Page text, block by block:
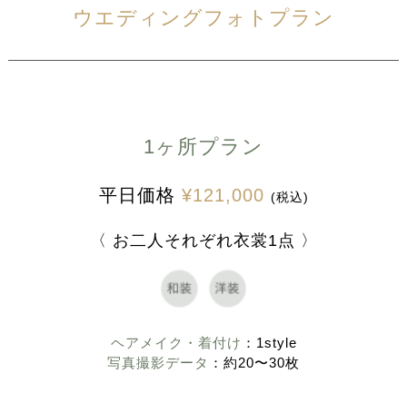
ウエディングフォトプラン
1ヶ所プラン
平日価格 ¥121,000 (税込)
〈 お二人それぞれ衣裳1点 〉
ヘアメイク・着付け ：1style
写真撮影データ ：約20〜30枚